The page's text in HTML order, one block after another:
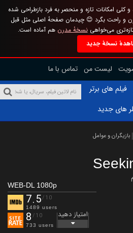
کلی امکانات تازه و منحصر به فرد بازطراحی شده
و راحت بگرد 😊 چیدمان صفحهٔ اصلی مثل قبل
می‌خواهینسخهٔ مدرن هم آماده است.
نسخهٔ جدید
لیست من تماس با ما
فیلم های برتر
های جدید
بازیگران و عوامل
WEB-DL 1080p
7.5/10
1489 users
8 /10
733 users
امتیاز دهید